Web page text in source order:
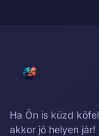
Ha Ön is küzd
akkor jó helyen